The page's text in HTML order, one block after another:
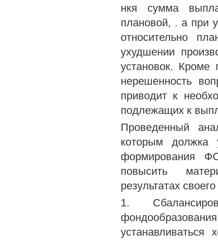
нкя сумма
плановой, . а при
относительно
ухудшении
установок. Кроме
нерешенность
приводит к
подлежащих к
Проведенный
которым должка
формирования
повысить
результатах
1.
устанавливаться